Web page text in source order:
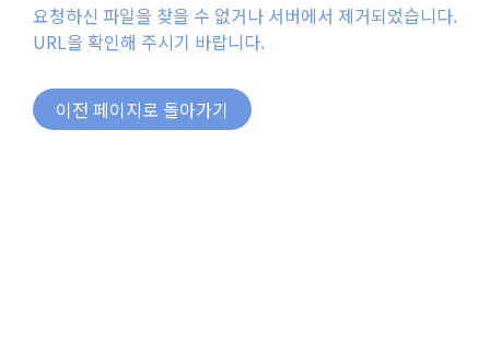
요청하신 파일을 찾을 수 없거나 서버에서 제거되었습니다.
URL을 확인해 주시기 바랍니다.
이전 페이지로 돌아가기